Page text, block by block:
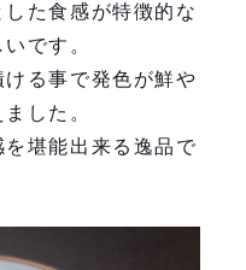
た食感が特徴的な
です。
る事で発色が鮮や
した。
堪能出来る逸品で